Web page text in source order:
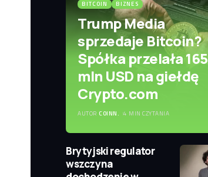
BITCOIN BIZNES
Trump Media
sprzedaje Bitcoin?
Spółka przelała 165
mln USD na giełdę
Crypto.com
AUTOR COINN. 4 MIN CZYTANIA
Brytyjski regulator
wszczyna